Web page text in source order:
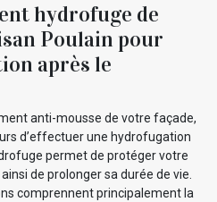
hydrofuge de
Poulain pour
après le
anti-mousse de votre façade,
d’effectuer une hydrofugation
permet de protéger votre
de prolonger sa durée de vie.
comprennent principalement la